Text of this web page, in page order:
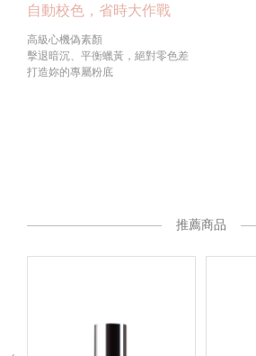
自動校色，省時大作戰
高級心機偽素顏
擊退暗沉、平衡蠟黃，絕對零色差
打造妳的專屬粉底
推薦商品